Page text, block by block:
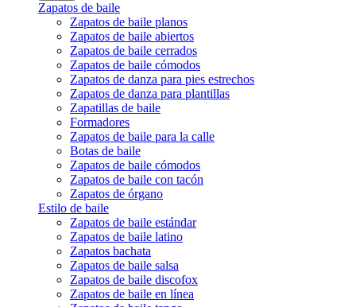
Zapatos de baile
Zapatos de baile planos
Zapatos de baile abiertos
Zapatos de baile cerrados
Zapatos de baile cómodos
Zapatos de danza para pies estrechos
Zapatos de danza para plantillas
Zapatillas de baile
Formadores
Zapatos de baile para la calle
Botas de baile
Zapatos de baile cómodos
Zapatos de baile con tacón
Zapatos de órgano
Estilo de baile
Zapatos de baile estándar
Zapatos de baile latino
Zapatos bachata
Zapatos de baile salsa
Zapatos de baile discofox
Zapatos de baile en línea